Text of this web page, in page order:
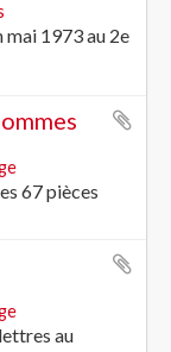
mai 1973 au 2e
67 pièces
au